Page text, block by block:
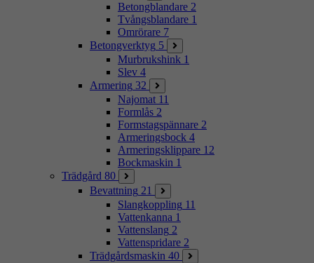
Betongblandare 2
Tvångsblandare 1
Omrörare 7
Betongverktyg 5
Murbrukshink 1
Slev 4
Armering 32
Najomat 11
Formlås 2
Formstagspännare 2
Armeringsbock 4
Armeringsklippare 12
Bockmaskin 1
Trädgård 80
Bevattning 21
Slangkoppling 11
Vattenkanna 1
Vattenslang 2
Vattenspridare 2
Trädgårdsmaskin 40